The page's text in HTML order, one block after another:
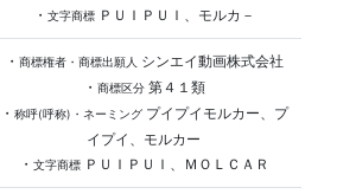
・ 文字商標ＰＵＩＰＵＩ、モルカ－
・ 商標権者・商標出願人
シンエイ動画株式会社
・ 商標区分第４１類
・ 称呼(呼称)・ネーミングプイプイモルカー、プ
イプイ、モルカー
・ 文字商標ＰＵＩＰＵＩ、ＭＯＬＣＡＲ